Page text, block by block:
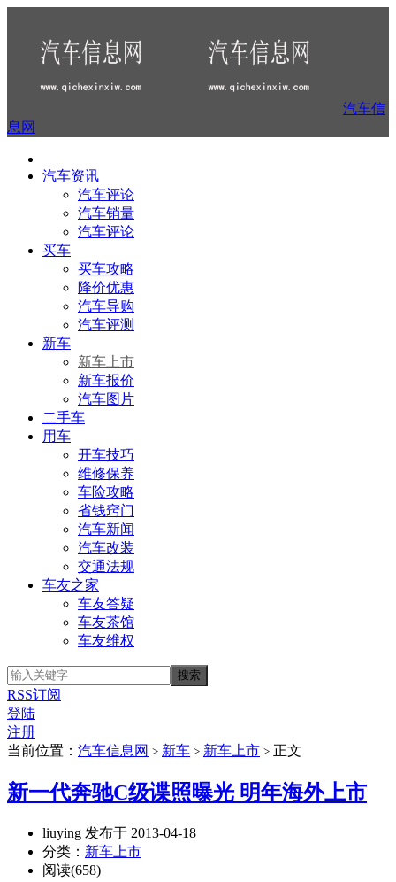
汽车信
息网
汽车资讯
汽车评论
汽车销量
汽车评论
买车
买车攻略
降价优惠
汽车导购
汽车评测
新车
新车上市
新车报价
汽车图片
二手车
用车
开车技巧
维修保养
车险攻略
省钱窍门
汽车新闻
汽车改装
交通法规
车友之家
车友答疑
车友茶馆
车友维权
RSS订阅
登陆
注册
当前位置： 汽车信息网 > 新车 > 新车上市 > 正文
新一代奔驰C级谍照曝光 明年海外上市
liuying 发布于 2013-04-18
分类： 新车上市
阅读(658)